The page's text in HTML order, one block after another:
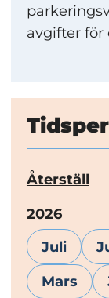
avgifter för
Återställ
År:
2026
Juli
Mars